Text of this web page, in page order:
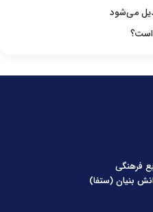
می‌شود
فرهنگی
بنیان (ستفا)